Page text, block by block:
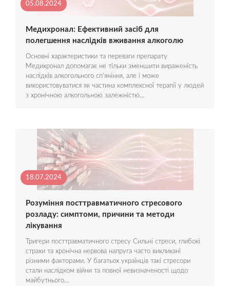
05.08.2024
Медихронал: Ефективний засіб для
полегшення наслідків вживання алкоголю
Основні характеристики та переваги препарату
Медихронал допомагає не тільки зменшити вираженість
наслідків алкогольного сп'яніння, але і може
використовуватися як частина комплексної терапії у людей
з хронічною алкогольною залежністю…
18.07.2024
Розуміння посттравматичного стресового
розладу: симптоми, причини та методи
лікування
Тригери посттравматичного стресу Сильні стреси, глибокі
страхи та хронічна нервова напруга часто викликані
різними факторами. У багатьох українців такі стресори
стали наслідком війни та повної невизначеності щодо
майбутнього…